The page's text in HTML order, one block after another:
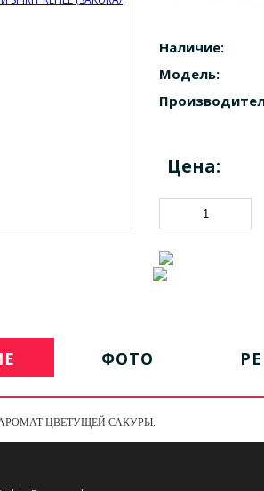
Наличие:
Модель:
Цена:
ФОТО
ЦВЕТУЩЕЙ САКУРЫ.